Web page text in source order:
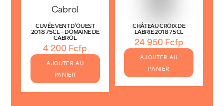
CUVÉE VENT D’OUEST
2018 75CL – DOMAINE DE
CABROL
4 200Fcfp
AJOUTER AU
PANIER
CHÂTEAU CROIX DE
LABRIE 2018 75CL
24 950Fcfp
AJOUTER AU
PANIER